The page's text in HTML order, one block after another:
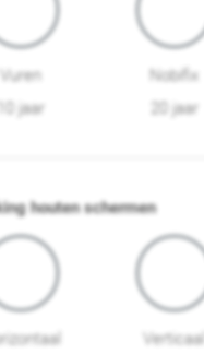
Vuren
10 jaar
Nobifix
20 jaar
houten schermen
Verticaal